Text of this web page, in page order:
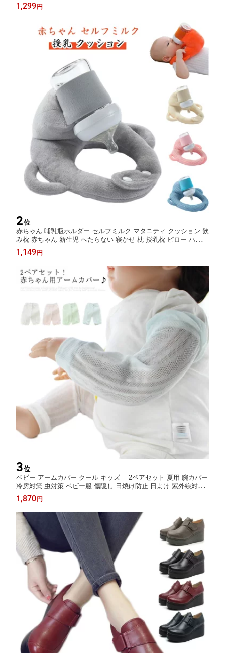
ウェーブフレームケース スマホカバー
1,299 円
2位
赤ちゃん 哺乳瓶ホルダー セルフミルク マタニティ クッション 飲
み枕 赤ちゃん 新生児 へたらない 寝かせ 枕 授乳枕 ピロー ハンズ
フリー セルフミルクッション 乳児 ベビーカー ミルクセルフ飲み
枕 夜間授乳 双子育児 妊婦 授乳クッション 洗える
1,149 円
3位
ベビー アームカバー クール キッズ 2ペアセット 夏用 腕カバー
冷房対策 虫対策 ベビー服 傷隠し 日焼け防止 日よけ 紫外線対策
子供用 男の子 女の子 コットン 柔らかい 薄手 通気性 送料無料
1,870 円